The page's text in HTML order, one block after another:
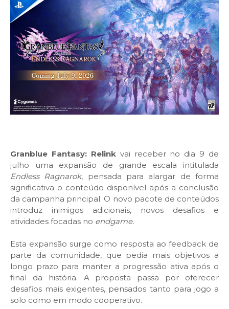
Granblue Fantasy: Relinkvai receber no dia 9 de
julho uma expansão de grande escala intitulada
Endless Ragnarok, pensada para alargar de forma
significativa o conteúdo disponível após a conclusão
da campanha principal. O novo pacote de conteúdos
introduz inimigos adicionais, novos desafios e
atividades focadas no endgame.
Esta expansão surge como resposta ao feedback de
parte da comunidade, que pedia mais objetivos a
longo prazo para manter a progressão ativa após o
final da história. A proposta passa por oferecer
desafios mais exigentes, pensados tanto para jogo a
solo como em modo cooperativo.